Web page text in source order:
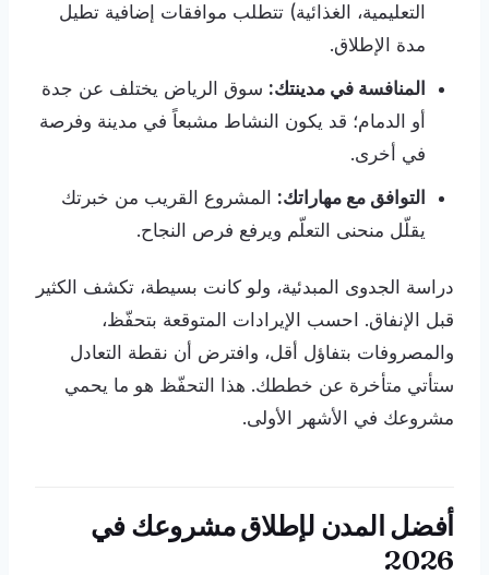
التعليمية، الغذائية) تتطلب موافقات إضافية تطيل
مدة الإطلاق.
المنافسة في مدينتك: سوق الرياض يختلف عن جدة
أو الدمام؛ قد يكون النشاط مشبعاً في مدينة وفرصة
في أخرى.
التوافق مع مهاراتك: المشروع القريب من خبرتك
يقلّل منحنى التعلّم ويرفع فرص النجاح.
دراسة الجدوى المبدئية، ولو كانت بسيطة، تكشف الكثير
قبل الإنفاق. احسب الإيرادات المتوقعة بتحفّظ،
والمصروفات بتفاؤل أقل، وافترض أن نقطة التعادل
ستأتي متأخرة عن خططك. هذا التحفّظ هو ما يحمي
مشروعك في الأشهر الأولى.
أفضل المدن لإطلاق مشروعك في
2026